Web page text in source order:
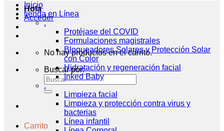
Hola
Acceder
No hay productos en el carrito.
Buscar por:
Carrito
Inicio
tienda en Línea
.
Protéjase del COVID
Formulaciones magistrales
Bloqueadores Solares y Protección Solar
con Color
Hidratación y regeneración facial
Inked Baby
.
Limpieza facial
Limpieza y protección contra virus y
bacterias
Línea infantil